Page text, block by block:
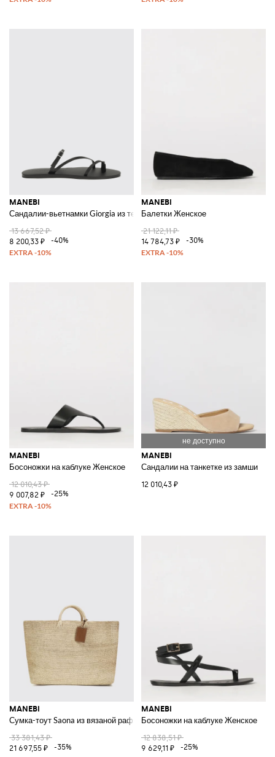
MANEBI
Сандалии-вьетнамки Giorgia из телячьей кожи с ремешком на
13 667,52 ₽
8 200,33 ₽
-40%
MANEBI
Балетки Женское
21 122,11 ₽
14 784,73 ₽
-30%
MANEBI
Босоножки на каблуке Женское
12 010,43 ₽
9 007,82 ₽
-25%
MANEBI
Сандалии на танкетке из замши
12 010,43 ₽
MANEBI
Сумка-тоут Saona из вязаной рафии с двойной ручкой
33 381,43 ₽
21 697,55 ₽
-35%
MANEBI
Босоножки на каблуке Женское
12 838,51 ₽
9 629,11 ₽
-25%